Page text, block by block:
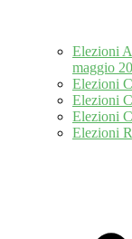
Elezioni
maggio
Elezioni
Elezioni
Elezioni
Elezioni